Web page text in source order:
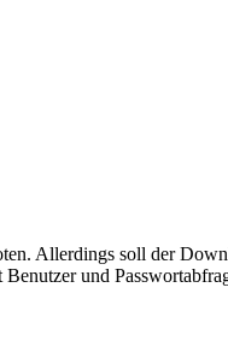
Allerdings soll der
und